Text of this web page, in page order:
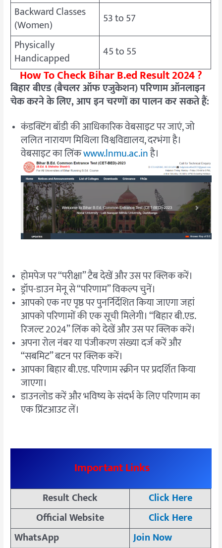
Backward Classes
(Women)
53 to 57
Physically
Handicapped 45 to 55
How To Check Bihar B.ed Result 2024 ?
बिहार बीएड (बैचलर ऑफ एजुकेशन) परिणाम ऑनलाइन
चेक करने के लिए, आप इन चरणों का पालन कर सकते हैं:
कंडक्टिंग बॉडी की आधिकारिक वेबसाइट पर जाएं, जो
ललित नारायण मिथिला विश्वविद्यालय, दरभंगा है।
वेबसाइट का लिंकwww.lnmu.ac.inहै।
होमपेज पर “परीक्षा” टैब देखें और उस पर क्लिक करें।
ड्रॉप-डाउन मेनू से “परिणाम” विकल्प चुनें।
आपको एक नए पृष्ठ पर पुनर्निर्देशित किया जाएगा जहां
आपको परिणामों की एक सूची मिलेगी। “बिहार बी.एड.
रिजल्ट 2024” लिंक को देखें और उस पर क्लिक करें।
अपना रोल नंबर या पंजीकरण संख्या दर्ज करें और
“सबमिट” बटन पर क्लिक करें।
आपका बिहार बी.एड. परिणाम स्क्रीन पर प्रदर्शित किया
जाएगा।
डाउनलोड करें और भविष्य के संदर्भ के लिए परिणाम का
एक प्रिंटआउट लें।
Important Links
Result Check
Click Here
Official Website
Click Here
WhatsApp
Join Now